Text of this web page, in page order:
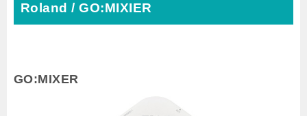
Roland / GO:MIXIER
GO:MIXER